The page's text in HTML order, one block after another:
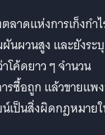
ลาดแห่งการเก็งกำ
นผวนสูง และยังระบุ
โค้ดยาว ๆ จำนวน
ซื้อถูก แล้วขายแพ
เป็นสิ่งผิดกฎหมาย